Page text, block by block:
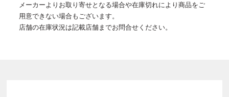
メーカーよりお取り寄せとなる場合や在庫切れにより商品をご
用意できない場合もございます。
店舗の在庫状況は記載店舗までお問合せください。